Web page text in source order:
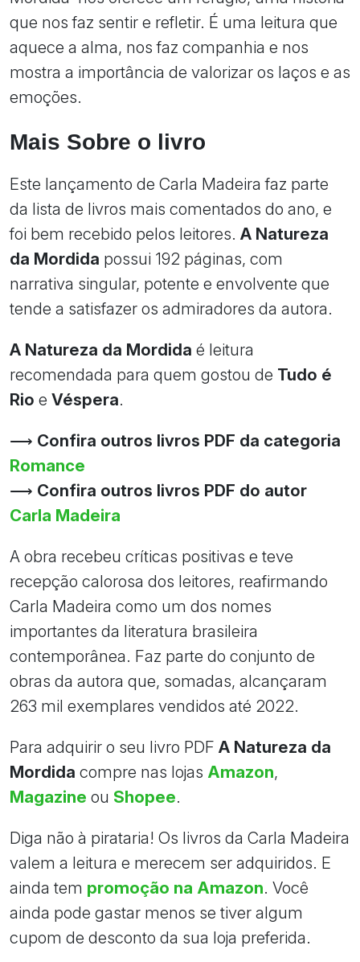
que nos faz sentir e refletir. É uma leitura que
aquece a alma, nos faz companhia e nos
mostra a importância de valorizar os laços e as
emoções.
Mais Sobre o livro
Este lançamento de Carla Madeira faz parte
da lista de livros mais comentados do ano, e
foi bem recebido pelos leitores. A Natureza
da Mordida possui 192 páginas, com
narrativa singular, potente e envolvente que
tende a satisfazer os admiradores da autora.
A Natureza da Mordida é leitura
recomendada para quem gostou de Tudo é
Rio e Véspera.
⟶ Confira outros livros PDF da categoria
Romance
⟶ Confira outros livros PDF do autor
Carla Madeira
A obra recebeu críticas positivas e teve
recepção calorosa dos leitores, reafirmando
Carla Madeira como um dos nomes
importantes da literatura brasileira
contemporânea. Faz parte do conjunto de
obras da autora que, somadas, alcançaram
263 mil exemplares vendidos até 2022.
Para adquirir o seu livro PDF A Natureza da
Mordida compre nas lojas Amazon,
Magazine ou Shopee.
Diga não à pirataria! Os livros da Carla Madeira
valem a leitura e merecem ser adquiridos. E
ainda tem promoção na Amazon. Você
ainda pode gastar menos se tiver algum
cupom de desconto da sua loja preferida.